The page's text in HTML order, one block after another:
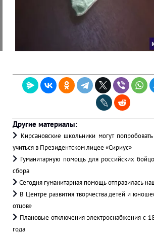
Другие материалы:
Кирсановские школьники могут
учиться в Президентском лицее «Сириус»
Гуманитарную помощь для российских
сбора
Сегодня гуманитарная помощь отправилась
В Центре развития творчества детей и
отцов»
Плановые отключения электроснабжения с
года